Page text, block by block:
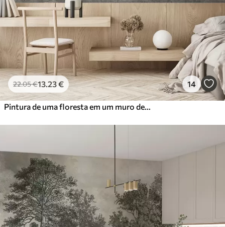
22.05€13.23€ 14
Pintura de uma floresta em um muro de pedra